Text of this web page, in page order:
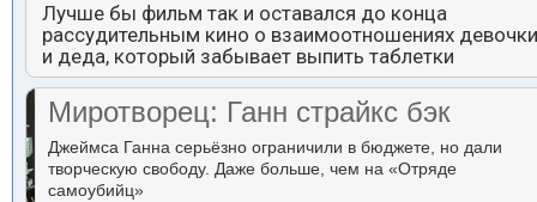
Лучше бы фильм так и оставался до конца
рассудительным кино о взаимоотношениях девочки
и деда, который забывает выпить таблетки
Миротворец: Ганн страйкс бэк
Джеймса Ганна серьёзно ограничили в бюджете, но дали
творческую свободу. Даже больше, чем на «Отряде
самоубийц»